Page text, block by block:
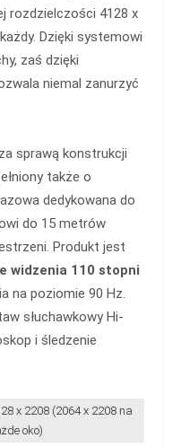
rozdzielczości 4128 x
Dzięki systemowi
zaś dzięki
niemal zanurzyć
sprawą konstrukcji
także o
dedykowana do
do 15 metrów
Produkt jest
widzenia 110 stopni
na poziomie 90 Hz.
słuchawkowy Hi-
i śledzenie
x 2208 (2064 x 2208 na
oko)